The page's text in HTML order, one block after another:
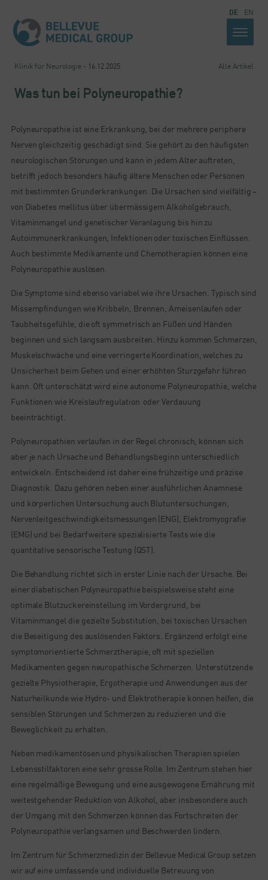
DE EN
Klinik für Neurologie - 16.12.2025 Alle Artikel
Was tun bei Polyneuropathie?
Polyneuropathie ist eine Erkrankung, bei der mehrere periphere
Nerven gleichzeitig geschädigt sind. Sie gehört zu den häufigsten
neurologischen Störungen und kann in jedem Alter auftreten,
betrifft jedoch besonders häufig ältere Menschen oder Personen
mit bestimmten Grunderkrankungen. Die Ursachen sind vielfältig –
von Diabetes mellitus über übermässigem Alkoholgebrauch,
Vitaminmangel und genetischer Veranlagung bis hin zu
Autoimmunerkrankungen, Infektionen oder toxischen Einflüssen.
Auch bestimmte Medikamente und Chemotherapien können eine
Polyneuropathie auslösen.
Die Symptome sind ebenso variabel wie ihre Ursachen. Typisch sind
Missempfindungen wie Kribbeln, Brennen, Ameisenlaufen oder
Taubheitsgefühle, die oft symmetrisch an Füßen und Händen
beginnen und sich langsam ausbreiten. Hinzu kommen Schmerzen,
Muskelschwäche und eine verringerte Koordination, welches zu
Unsicherheit beim Gehen und einer erhöhten Sturzgefahr führen
kann. Oft unterschätzt wird eine autonome Polyneuropathie, welche
Funktionen wie Kreislaufregulation oder Verdauung
beeinträchtigt.
Polyneuropathien verlaufen in der Regel chronisch, können sich
aber je nach Ursache und Behandlungsbeginn unterschiedlich
entwickeln. Entscheidend ist daher eine frühzeitige und präzise
Diagnostik. Dazu gehören neben einer ausführlichen Anamnese
und körperlichen Untersuchung auch Blutuntersuchungen,
Nervenleitgeschwindigkeitsmessungen (ENG), Elektromyografie
(EMG) und bei Bedarf weitere spezialisierte Tests wie die
quantitative sensorische Testung (QST).
Die Behandlung richtet sich in erster Linie nach der Ursache. Bei
einer diabetischen Polyneuropathie beispielsweise steht eine
optimale Blutzuckereinstellung im Vordergrund, bei
Vitaminmangel die gezielte Substitution, bei toxischen Ursachen
die Beseitigung des auslösenden Faktors. Ergänzend erfolgt eine
symptomorientierte Schmerztherapie, oft mit speziellen
Medikamenten gegen neuropathische Schmerzen. Unterstützende
gezielte Physiotherapie, Ergotherapie und Anwendungen aus der
Naturheilkunde wie Hydro- und Elektrotherapie können helfen, die
sensiblen Störungen und Schmerzen zu reduzieren und die
Beweglichkeit zu erhalten.
Neben medikamentösen und physikalischen Therapien spielen
Lebensstilfaktoren eine sehr grosse Rolle. Im Zentrum stehen hier
eine regelmäßige Bewegung und eine ausgewogene Ernährung mit
weitestgehender Reduktion von Alkohol, aber insbesondere auch
der Umgang mit den Schmerzen können das Fortschreiten der
Polyneuropathie verlangsamen und Beschwerden lindern.
Im Zentrum für Schmerzmedizin der Bellevue Medical Group setzen
wir auf eine umfassende und individuelle Betreuung von